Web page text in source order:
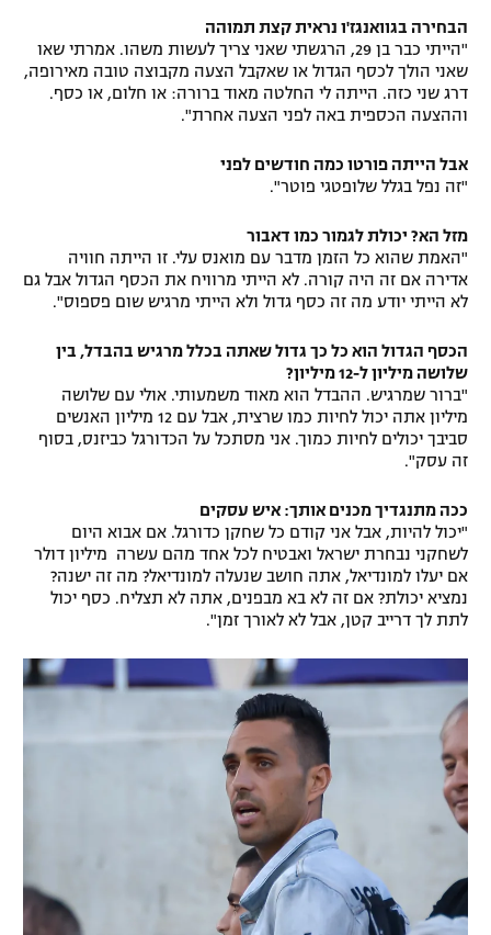
הבחירה בגוואנגז'ו נראית קצת תמוהה
"הייתי כבר בן 29, הרגשתי שאני צריך לעשות משהו. אמרתי שאו
שאני הולך לכסף הגדול או שאקבל הצעה מקבוצה טובה מאירופה,
דרג שני כזה. הייתה לי החלטה מאוד ברורה: או חלום, או כסף.
וההצעה הכספית באה לפני הצעה אחרת".
אבל הייתה פורטו כמה חודשים לפני
"זה נפל בגלל שלופטגי פוטר".
מזל הא? יכולת לגמור כמו דאבור
"האמת שהוא כל הזמן מדבר עם מואנס עלי. זו הייתה חוויה
אדירה אם זה היה קורה. לא הייתי מרוויח את הכסף הגדול אבל גם
לא הייתי יודע מה זה כסף גדול ולא הייתי מרגיש שום פספוס".
הכסף הגדול הוא כל כך גדול שאתה בכלל מרגיש בהבדל, בין
שלושה מיליון ל-12 מיליון?
"ברור שמרגיש. ההבדל הוא מאוד משמעותי. אולי עם שלושה
מיליון אתה יכול לחיות כמו שרצית, אבל עם 12 מיליון האנשים
סביבך יכולים לחיות כמוך. אני מסתכל על הכדורגל כביזנס, בסוף
זה עסק".
ככה מתנגדיך מכנים אותך: איש עסקים
"יכול להיות, אבל אני קודם כל שחקן כדורגל. אם אבוא היום
לשחקני נבחרת ישראל ואבטיח לכל אחד מהם עשרה מיליון דולר
אם יעלו למונדיאל, אתה חושב שנעלה למונדיאל? מה זה ישנה?
נמציא יכולת? אם זה לא בא מבפנים, אתה לא תצליח. כסף יכול
לתת לך דרייב קטן, אבל לא לאורך זמן".